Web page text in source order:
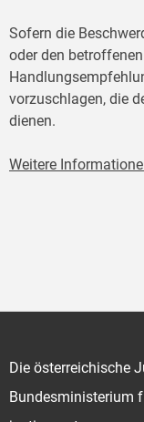
Sofern die
oder den
vorzuschlagen, die
dienen.
Weitere
Die österreichische
Bundesministerium